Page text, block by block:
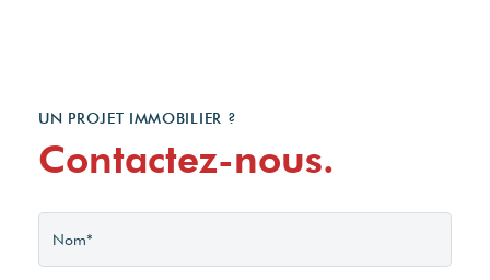
UN PROJET IMMOBILIER ?
Contactez-nous.